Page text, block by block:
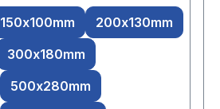
150x100mm
200x130mm
300x180mm
500x280mm